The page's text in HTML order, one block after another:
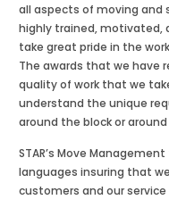
all aspects of moving and
highly trained, motivated,
take great pride in the
The awards that we
quality of work that we
understand the unique
around the block or
STAR’s Move
languages insuring that
customers and our